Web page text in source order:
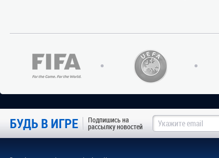
БУДЬ В ИГРЕ Подпишись на
рассылку новостей